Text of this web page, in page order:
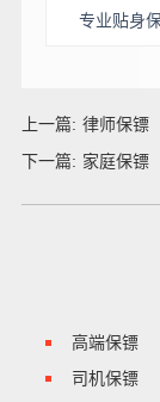
专业贴身
上一篇: 律师保镖
下一篇: 家庭保镖
高端保镖
司机保镖